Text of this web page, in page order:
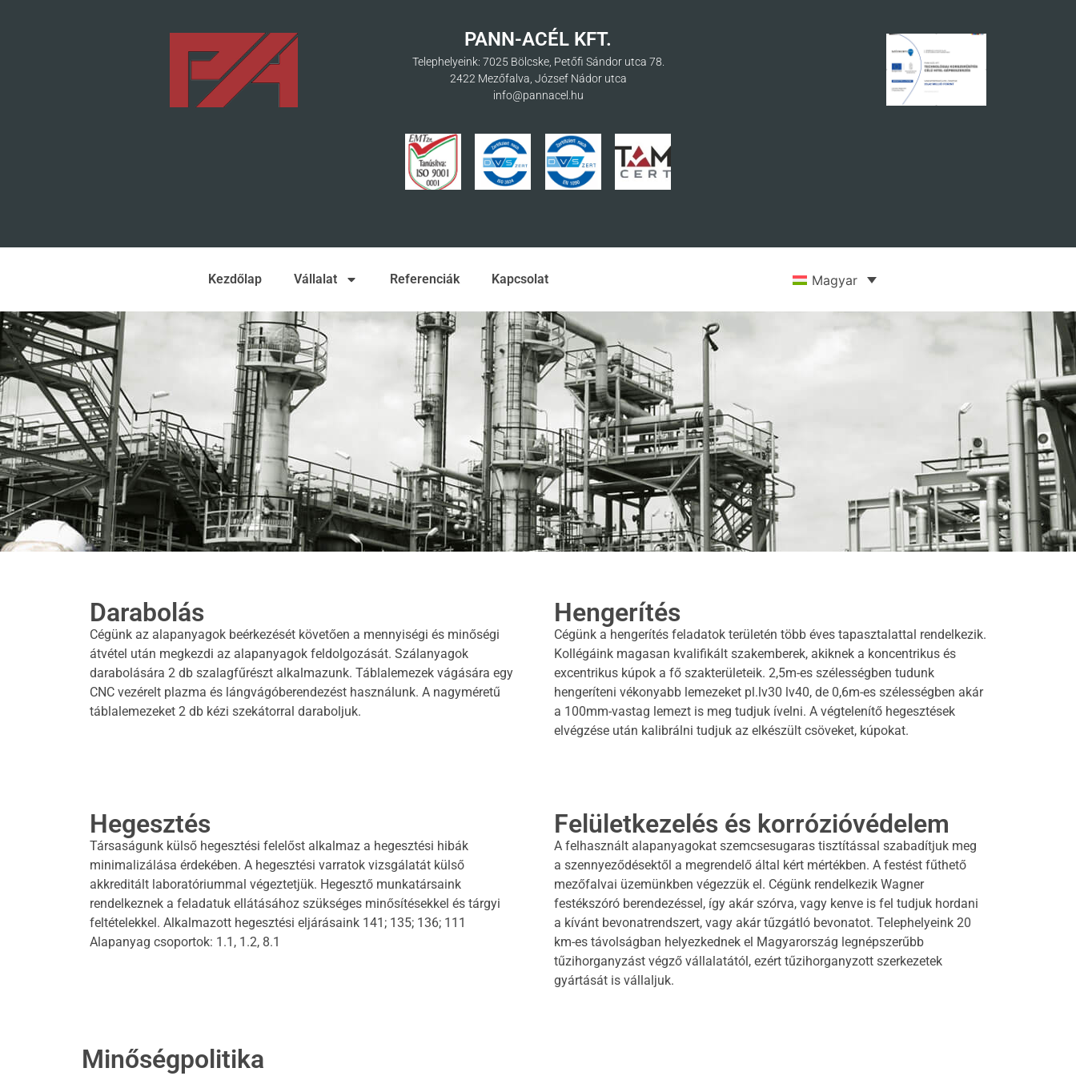
PANN-ACÉL KFT.
Telephelyeink: 7025 Bölcske, Petőfi Sándor utca 78.
2422 Mezőfalva, József Nádor utca
info@pannacel.hu
Kezdőlap Vállalat Referenciák Kapcsolat Magyar
Darabolás
Cégünk az alapanyagok beérkezését követően a mennyiségi és minőségi
átvétel után megkezdi az alapanyagok feldolgozását. Szálanyagok
darabolására 2 db szalagfűrészt alkalmazunk. Táblalemezek vágására egy
CNC vezérelt plazma és lángvágóberendezést használunk. A nagyméretű
táblalemezeket 2 db kézi szekátorral daraboljuk.
Hengerítés
Cégünk a hengerítés feladatok területén több éves tapasztalattal rendelkezik.
Kollégáink magasan kvalifikált szakemberek, akiknek a koncentrikus és
excentrikus kúpok a fő szakterületeik. 2,5m-es szélességben tudunk
hengeríteni vékonyabb lemezeket pl.lv30 lv40, de 0,6m-es szélességben akár
a 100mm-vastag lemezt is meg tudjuk ívelni. A végtelenítő hegesztések
elvégzése után kalibrálni tudjuk az elkészült csöveket, kúpokat.
Hegesztés
Társaságunk külső hegesztési felelőst alkalmaz a hegesztési hibák
minimalizálása érdekében. A hegesztési varratok vizsgálatát külső
akkreditált laboratóriummal végeztetjük. Hegesztő munkatársaink
rendelkeznek a feladatuk ellátásához szükséges minősítésekkel és tárgyi
feltételekkel. Alkalmazott hegesztési eljárásaink 141; 135; 136; 111
Alapanyag csoportok: 1.1, 1.2, 8.1
Felületkezelés és korrózióvédelem
A felhasznált alapanyagokat szemcsesugaras tisztítással szabadítjuk meg
a szennyeződésektől a megrendelő által kért mértékben. A festést fűthető
mezőfalvai üzemünkben végezzük el. Cégünk rendelkezik Wagner
festékszóró berendezéssel, így akár szórva, vagy kenve is fel tudjuk hordani
a kívánt bevonatrendszert, vagy akár tűzgátló bevonatot. Telephelyeink 20
km-es távolságban helyezkednek el Magyarország legnépszerűbb
tűzihorganyzást végző vállalatától, ezért tűzihorganyzott szerkezetek
gyártását is vállaljuk.
Minőségpolitika